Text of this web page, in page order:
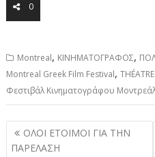
0
Montreal, ΚΙΝΗΜΑΤΟΓΡΑΦΟΣ,
Montreal Greek Film Festival,
Φεστιβάλ Κινηματογράφου
Post
navigation
ΟΛΟΙ ΕΤΟΙΜΟΙ ΓΙΑ ΤΗΝ
ΠΑΡΕΛΑΣΗ